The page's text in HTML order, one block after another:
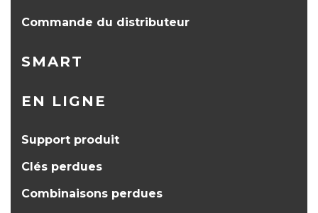
Commande du distributeur
SMART
EN LIGNE
Support produit
Clés perdues
Combinaisons perdues